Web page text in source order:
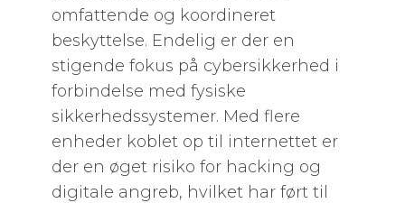
omfattende og koordineret
beskyttelse. Endelig er der en
stigende fokus på cybersikkerhed i
forbindelse med fysiske
sikkerhedssystemer. Med flere
enheder koblet op til internettet er
der en øget risiko for hacking og
digitale angreb, hvilket har ført til